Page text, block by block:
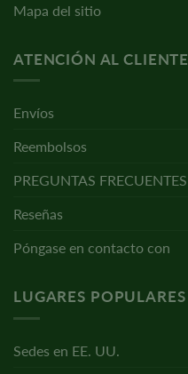
Mapa del sitio
ATENCIÓN AL CLIENTE
Envíos
Reembolsos
PREGUNTAS FRECUENTES
Reseñas
Póngase en contacto con
LUGARES POPULARES
Sedes en EE. UU.